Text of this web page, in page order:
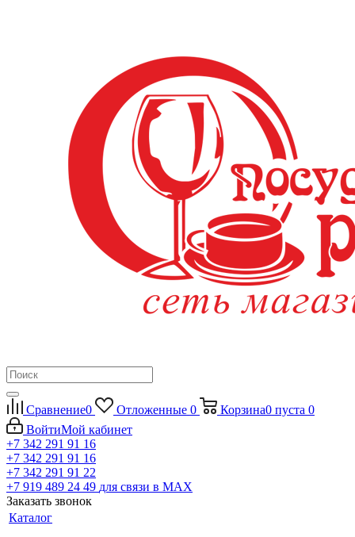
Сравнение0 Отложенные 0 Корзина0 пуста 0
ВойтиМой кабинет
+7 342 291 91 16
+7 342 291 91 16
+7 342 291 91 22
+7 919 489 24 49 для связи в МАХ
Заказать звонок
Каталог